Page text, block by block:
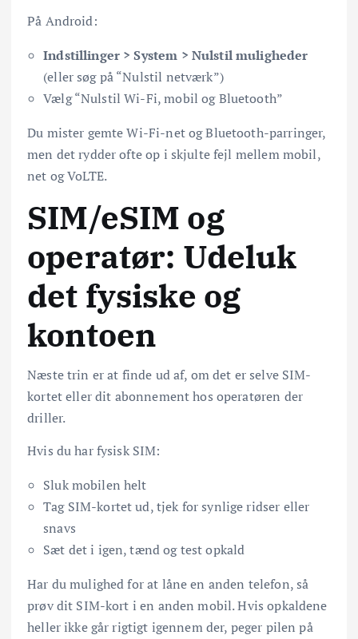
På Android:
Indstillinger > System > Nulstil muligheder
(eller søg på “Nulstil netværk”)
Vælg “Nulstil Wi-Fi, mobil og Bluetooth”
Du mister gemte Wi-Fi-net og Bluetooth-parringer,
men det rydder ofte op i skjulte fejl mellem mobil,
net og VoLTE.
SIM/eSIM og
operatør: Udeluk
det fysiske og
kontoen
Næste trin er at finde ud af, om det er selve SIM-
kortet eller dit abonnement hos operatøren der
driller.
Hvis du har fysisk SIM:
Sluk mobilen helt
Tag SIM-kortet ud, tjek for synlige ridser eller
snavs
Sæt det i igen, tænd og test opkald
Har du mulighed for at låne en anden telefon, så
prøv dit SIM-kort i en anden mobil. Hvis opkaldene
heller ikke går rigtigt igennem der, peger pilen på